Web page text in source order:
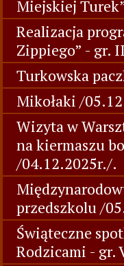
Miejskiej
Realizacja
Zippiego” - gr.
Turkowska
Mikołaki /
Wizyta w
na kiermaszu
/04.12.2025r./.
przedszkolu /
Świąteczne
Rodzicami - gr.